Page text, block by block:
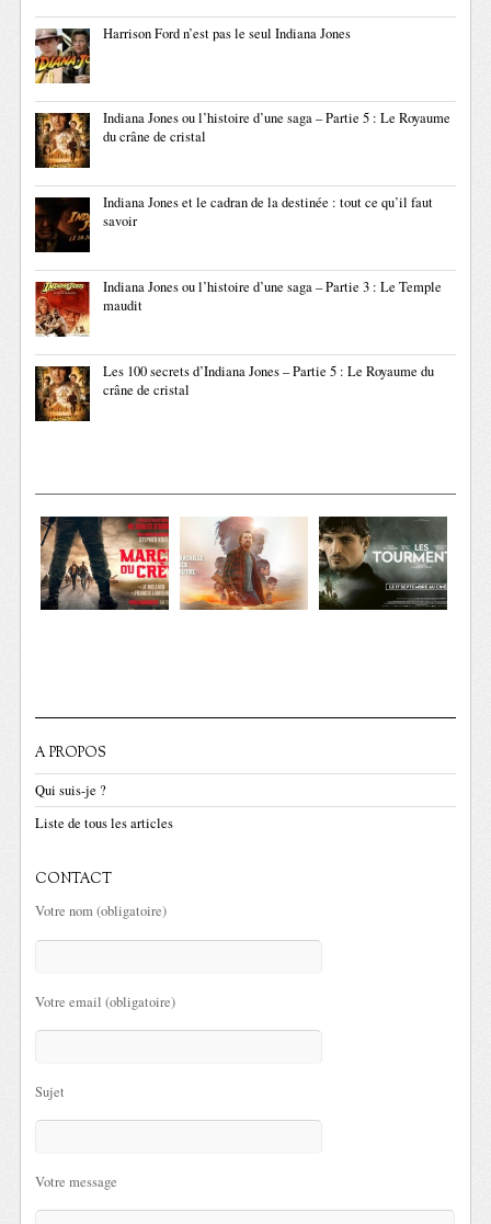
Harrison Ford n’est pas le seul Indiana Jones
Indiana Jones ou l’histoire d’une saga – Partie 5 : Le Royaume
du crâne de cristal
Indiana Jones et le cadran de la destinée : tout ce qu’il faut
savoir
Indiana Jones ou l’histoire d’une saga – Partie 3 : Le Temple
maudit
Les 100 secrets d’Indiana Jones – Partie 5 : Le Royaume du
crâne de cristal
A PROPOS
Qui suis-je ?
Liste de tous les articles
CONTACT
Votre nom (obligatoire)
Votre email (obligatoire)
Sujet
Votre message